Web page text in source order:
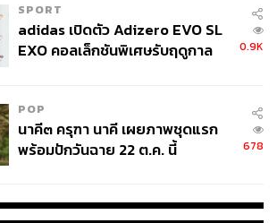
SPORT
adidas เปิดตัว Adizero EVO SL
EXO คอลเล็กชันพิเศษรับฤดูกาล
0.9K
POP
นาคี๓ ครุฑา นาคี เผยภาพชุดแรก
พร้อมปักวันฉาย 22 ต.ค. นี้
678